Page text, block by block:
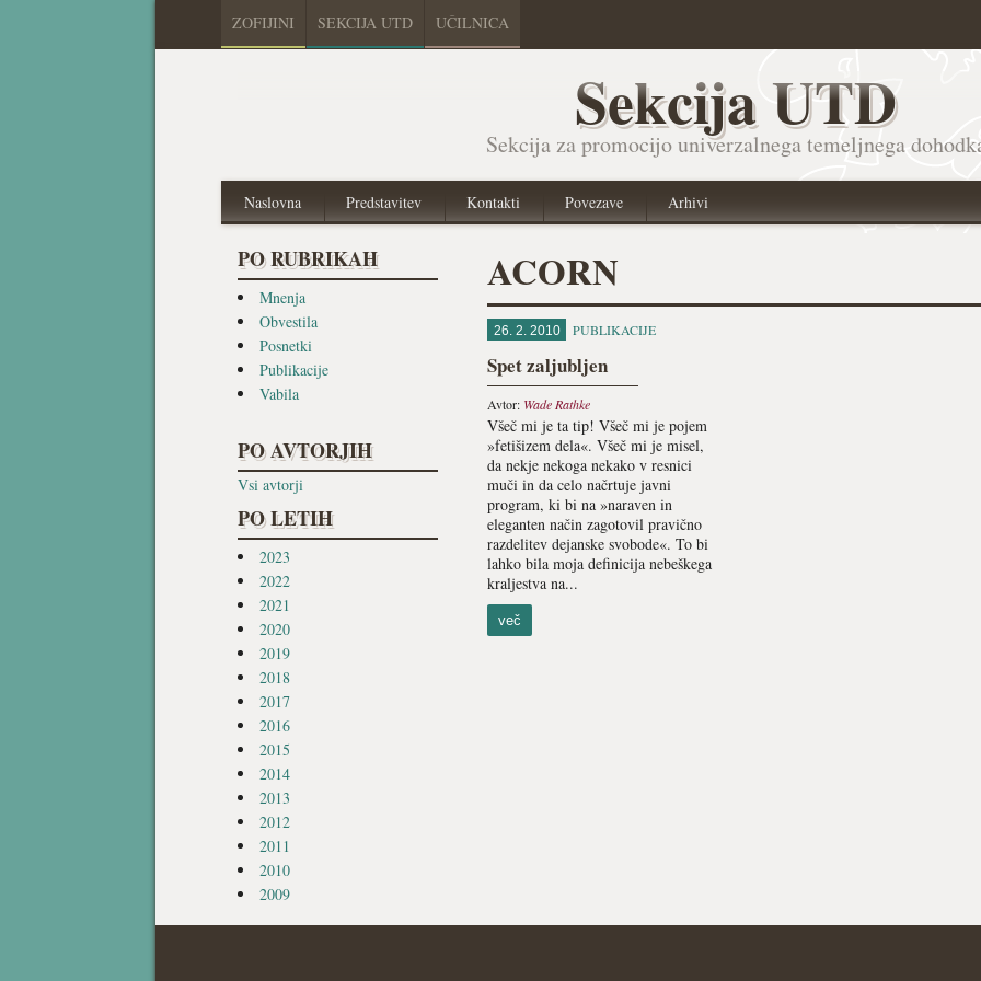
ZOFIJINI SEKCIJA UTD UČILNICA
Sekcija UTD
Sekcija za promocijo univerzalnega temeljnega
Naslovna Predstavitev Kontakti Povezave Arhivi
PO RUBRIKAH
Mnenja
Obvestila
Posnetki
Publikacije
Vabila
PO AVTORJIH
Vsi avtorji
PO LETIH
2023
2022
2021
2020
2019
2018
2017
2016
2015
2014
2013
2012
2011
2010
2009
ACORN
26. 2. 2010 PUBLIKACIJE
Spet zaljubljen
Avtor: Wade Rathke
Všeč mi je ta tip! Všeč mi je pojem
»fetišizem dela«. Všeč mi je misel,
da nekje nekoga nekako v resnici
muči in da celo načrtuje javni
program, ki bi na »naraven in
eleganten način zagotovil pravično
razdelitev dejanske svobode«. To bi
lahko bila moja definicija nebeškega
kraljestva na...
več